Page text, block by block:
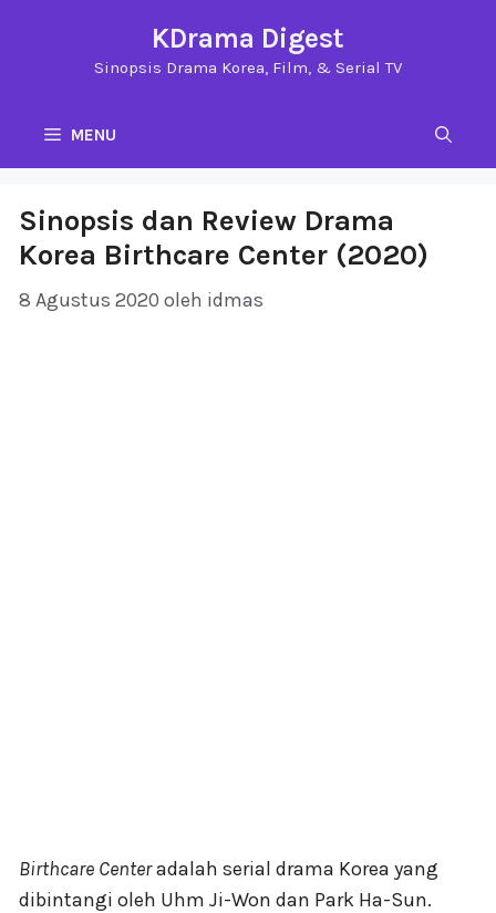
KDrama Digest
Sinopsis Drama Korea, Film, & Serial TV
MENU
Sinopsis dan Review Drama
Korea Birthcare Center (2020)
8 Agustus 2020 oleh idmas
Birthcare Centeradalah serial drama Korea yang
dibintangi oleh Uhm Ji-Won dan Park Ha-Sun.